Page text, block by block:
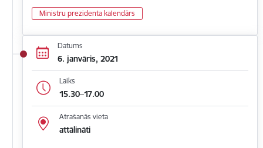
Ministru prezidenta kalendārs
Datums
6. janvāris, 2021
Laiks
15.30–17.00
Atrašanās vieta
attālināti